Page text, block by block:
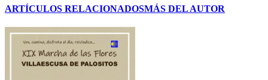
ARTÍCULOS RELACIONADOSMÁS DEL AUTOR